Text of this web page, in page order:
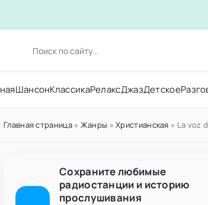
ШансонКлассикаРелаксДжазДетское
Главная страница» Жанры »Христианская » La voz
Сохраните любимые
радиостанции и историю
прослушивания